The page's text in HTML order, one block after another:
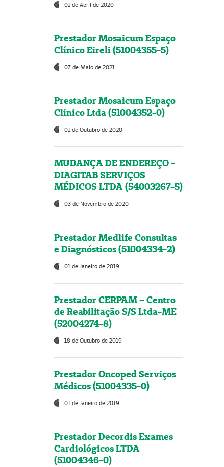
01 de Abril de 2020
Prestador Mosaicum Espaço
Clínico Eireli (51004355-5)
07 de Maio de 2021
Prestador Mosaicum Espaço
Clínico Ltda (51004352-0)
01 de Outubro de 2020
MUDANÇA DE ENDEREÇO -
DIAGITAB SERVIÇOS
MÉDICOS LTDA (54003267-5)
03 de Novembro de 2020
Prestador Medlife Consultas
e Diagnósticos (51004334-2)
01 de Janeiro de 2019
Prestador CERPAM – Centro
de Reabilitação S/S Ltda-ME
(52004274-8)
18 de Outubro de 2019
Prestador Oncoped Serviços
Médicos (51004335-0)
01 de Janeiro de 2019
Prestador Decordis Exames
Cardiológicos LTDA
(51004346-0)